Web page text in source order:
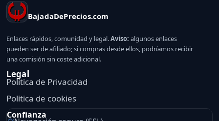
BajadaDePrecios.com
Enlaces rápidos, comunidad y legal.Aviso: algunos enlaces
pueden ser de afiliado; si compras desde ellos, podríamos recibir
una comisión sin coste adicional.
Legal
Politica de Privacidad
Politica de cookies
Confianza